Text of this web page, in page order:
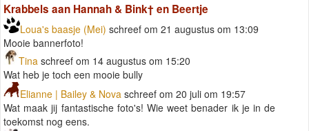
Krabbels aan Hannah & Bink† en Beertje
Loua's baasje (Mei) schreef om 21 augustus om 13:09
Mooie bannerfoto!
Tina schreef om 14 augustus om 15:20
Wat heb je toch een mooie bully
Elianne | Bailey & Nova schreef om 20 juli om 19:57
Wat maak jij fantastische foto's! Wie weet benader ik je in de
toekomst nog eens.